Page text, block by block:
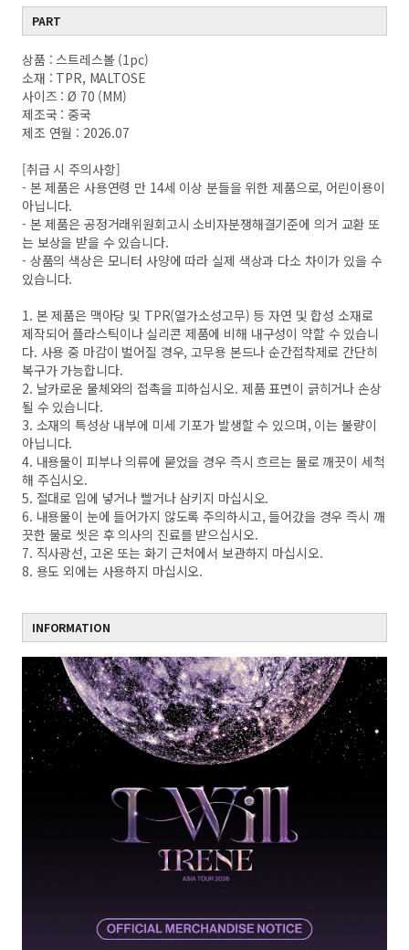
PART
상품 : 스트레스볼 (1pc)
소재 : TPR, MALTOSE
사이즈 : Ø 70 (MM)
제조국 : 중국
제조 연월 : 2026.07
[취급 시 주의사항]
- 본 제품은 사용연령 만 14세 이상 분들을 위한 제품으로, 어린이용이
아닙니다.
- 본 제품은 공정거래위원회고시 소비자분쟁해결기준에 의거 교환 또
는 보상을 받을 수 있습니다.
- 상품의 색상은 모니터 사양에 따라 실제 색상과 다소 차이가 있을 수
있습니다.
1. 본 제품은 맥아당 및 TPR(열가소성고무) 등 자연 및 합성 소재로
제작되어 플라스틱이나 실리콘 제품에 비해 내구성이 약할 수 있습니
다. 사용 중 마감이 벌어질 경우, 고무용 본드나 순간접착제로 간단히
복구가 가능합니다.
2. 날카로운 물체와의 접촉을 피하십시오. 제품 표면이 긁히거나 손상
될 수 있습니다.
3. 소재의 특성상 내부에 미세 기포가 발생할 수 있으며, 이는 불량이
아닙니다.
4. 내용물이 피부나 의류에 묻었을 경우 즉시 흐르는 물로 깨끗이 세척
해 주십시오.
5. 절대로 입에 넣거나 빨거나 삼키지 마십시오.
6. 내용물이 눈에 들어가지 않도록 주의하시고, 들어갔을 경우 즉시 깨
끗한 물로 씻은 후 의사의 진료를 받으십시오.
7. 직사광선, 고온 또는 화기 근처에서 보관하지 마십시오.
8. 용도 외에는 사용하지 마십시오.
INFORMATION